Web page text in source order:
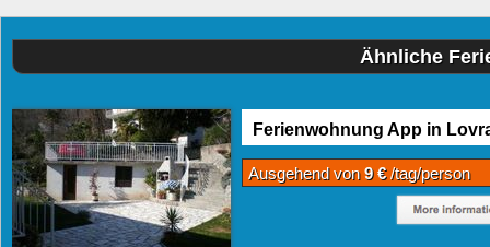
Ähnliche
Ferienwohnung App in
Ausgehend von9 €/tag/person